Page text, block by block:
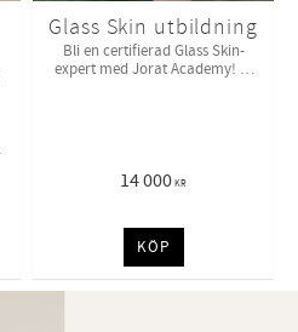
Glass Skin utbildning
Bli en certifierad Glass Skin-
expert med Jorat Academy! ✨
14 000KR
KÖP